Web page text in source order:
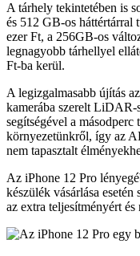
A tárhely tekintetében is
és 512 GB-os háttértárral
ezer Ft, a 256GB-os
legnagyobb tárhellyel
Ft-ba kerül.
A legizgalmasabb újítás
kamerába szerelt LiDAR-
segítségével a másodperc
környezetünkről, így az
nem tapasztalt
Az iPhone 12 Pro
készülék vásárlása
az extra teljesítményért